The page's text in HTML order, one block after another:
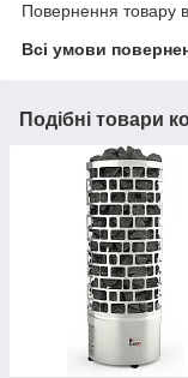
Повернення товару
Всі умови
Подібні товари